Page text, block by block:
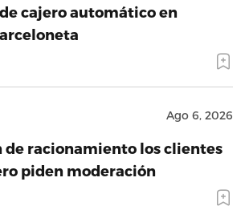
cajero automático en
Ago 6, 2026
de racionamiento los clientes
piden moderación